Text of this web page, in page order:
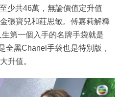
少共46萬，無論價值定升值
張寶兒和莊思敏。傅嘉莉解釋
第一個入手的名牌手袋就是
全黑Chanel手袋也是特別版，
升值。